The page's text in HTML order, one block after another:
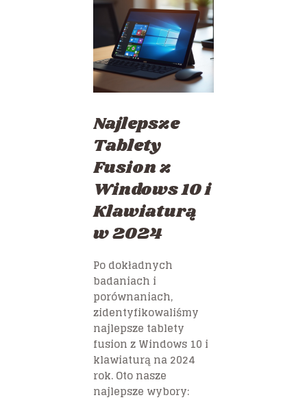
Najlepsze
Tablety
Fusion z
Windows 10 i
Klawiaturą
w 2024
Po dokładnych
badaniach i
porównaniach,
zidentyfikowaliśmy
najlepsze tablety
fusion z Windows 10 i
klawiaturą na 2024
rok. Oto nasze
najlepsze wybory: